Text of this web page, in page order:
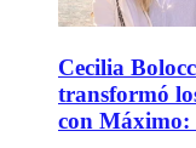
Cecilia
transformó
con